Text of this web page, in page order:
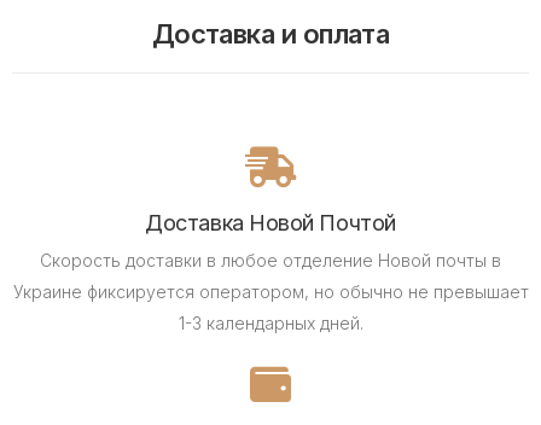
Доставка и оплата
Доставка Новой Почтой
Скорость доставки в любое отделение Новой почты в
Украине фиксируется оператором, но обычно не превышает
1-3 календарных дней.